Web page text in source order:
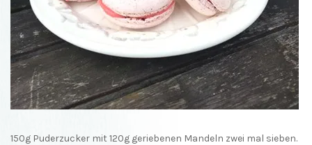
150g Puderzucker mit 120g geriebenen Mandeln zwei mal sieben.